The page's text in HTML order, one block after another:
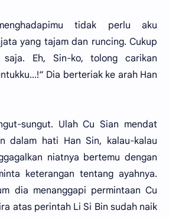
tidak perlu aku
yang tajam dan runcing. Cukup
saja. Eh, Sin-ko, tolong carikan
Dia berteriak ke arah Han
sungut. Ulah Cu Sian mendat
dalam hati Han Sin, kalau-kalau
niatnya bertemu dengan
keterangan tentang ayahnya.
dia menanggapi permintaan Cu
atas perintah Li Si Bin sudah naik